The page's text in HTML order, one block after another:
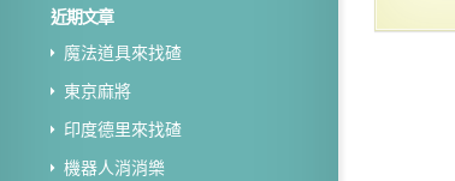
近期文章
魔法道具來找碴
東京麻將
印度德里來找碴
機器人消消樂